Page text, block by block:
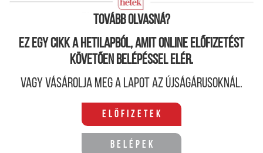
lőszereket otthagytak az afgánok számára.
Tovább olvasná?
Ez egy cikk a hetilapból, amit online előfizetést
követően belépéssel elér.
Vagy vásárolja meg a lapot az újságárusoknál.
Előfizetek
Belépek